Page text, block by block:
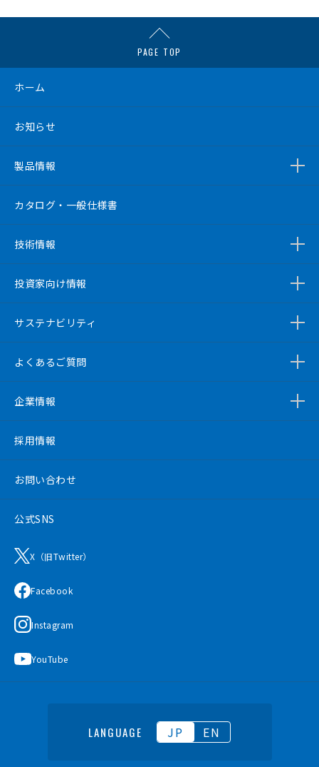
PAGE TOP
ホーム
お知らせ
製品情報
カタログ・一般仕様書
技術情報
投資家向け情報
サステナビリティ
よくあるご質問
企業情報
採用情報
お問い合わせ
公式SNS
X（旧Twitter）
Facebook
Instagram
YouTube
LANGUAGE JP EN